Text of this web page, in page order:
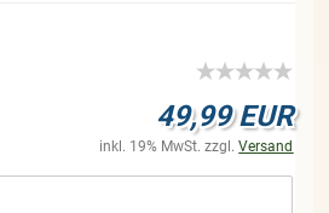
49,99 EUR
inkl. 19% MwSt. zzgl.Versand